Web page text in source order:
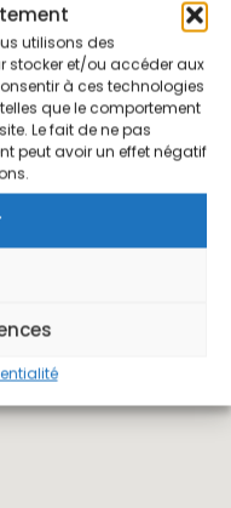
utilisons des
stocker et/ou accéder aux
à ces technologies
que le comportement
Le fait de ne pas
peut avoir un effet négatif